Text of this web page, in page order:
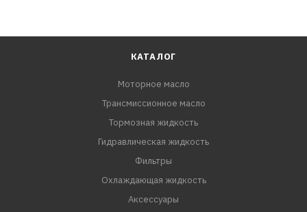
КАТАЛОГ
Моторное масло
Трансмиссионное масло
Тормозная жидкость
Гидравлическая жидкость
Фильтры
Охлаждающая жидкость
Аксессуары